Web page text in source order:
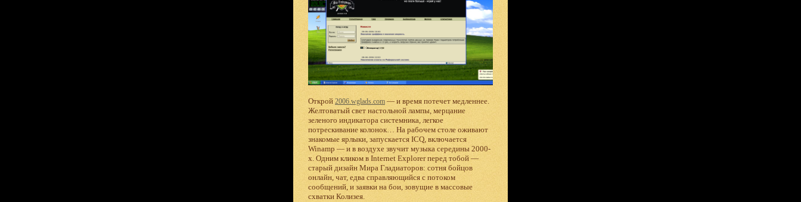
Открой 2006.wglads.com — и время потечет медленнее.
Желтоватый свет настольной лампы, мерцание
зеленого индикатора системника, легкое
потрескивание колонок… На рабочем столе оживают
знакомые ярлыки, запускается ICQ, включается
Winamp — и в воздухе звучит музыка середины 2000-
х. Одним кликом в Internet Explorer перед тобой —
старый дизайн Мира Гладиаторов: сотня бойцов
онлайн, чат, едва справляющийся с потоком
сообщений, и заявки на бои, зовущие в массовые
схватки Колизея.